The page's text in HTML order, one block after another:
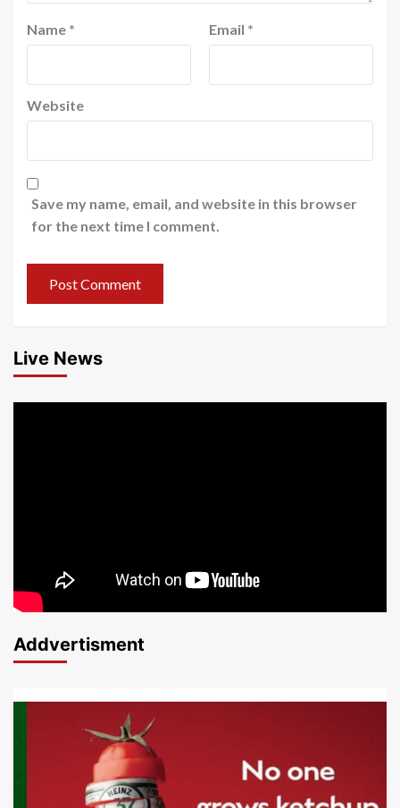
Name * Email *
Website
Save my name, email, and website in this browser
for the next time I comment.
Live News
Addvertisment